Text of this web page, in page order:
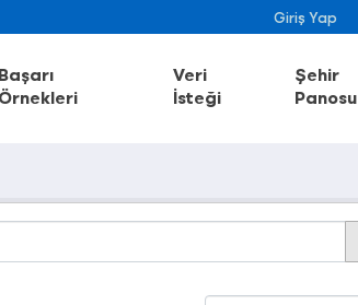
Giriş Yap
Başarı
Örnekleri
Veri
İsteği
Şehir
Panosu